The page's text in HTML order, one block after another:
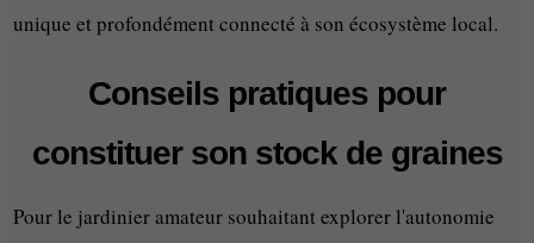
unique et profondément connecté à son écosystème local.
Conseils pratiques pour
constituer son stock de graines
Pour le jardinier amateur souhaitant explorer l'autonomie